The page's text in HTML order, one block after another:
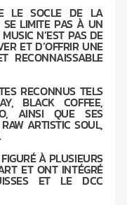
LE SOCLE DE LA
LIMITE PAS À UN
N’EST PAS DE
ET D’OFFRIR UNE
RECONNAISSABLE
RECONNUS TELS
BLACK COFFEE,
AINSI QUE SES
ARTISTIC SOUL,
À PLUSIEURS
ET ONT INTÉGRÉ
ET LE DCC